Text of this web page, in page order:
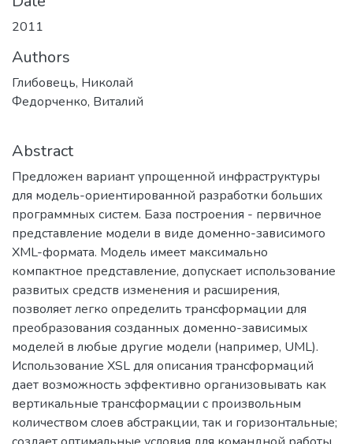
2011
Authors
Глибовець, Николай
Федорченко, Виталий
Abstract
Предложен вариант упрощенной инфраструктуры
для модель-ориентированной разработки больших
программных систем. База построения - первичное
представление модели в виде доменно-зависимого
XML-формата. Модель имеет максимально
компактное представление, допускает использование
развитых средств изменения и расширения,
позволяет легко определить трансформации для
преобразования созданных доменно-зависимых
моделей в любые другие модели (например, UML).
Использование XSL для описания трансформаций
дает возможность эффективно организовывать как
вертикальные трансформации с произвольным
количеством слоев абстракции, так и горизонтальные;